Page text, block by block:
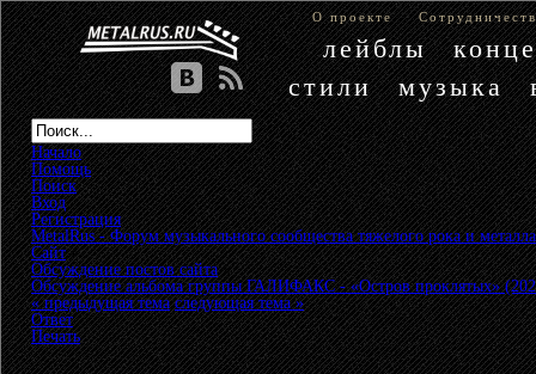
О проекте
лейблы
стили
музыка
Начало
Помощь
Поиск
Вход
Регистрация
MetalRus - Форум музыкального сообщества тяжелого рока и металла
Сайт»
Обсуждение постов сайта»
Обсуждение альбома группы ГАЛИФАКС - «Остров проклятых»
« предыдущая тема следующая тема »
Ответ
Печать